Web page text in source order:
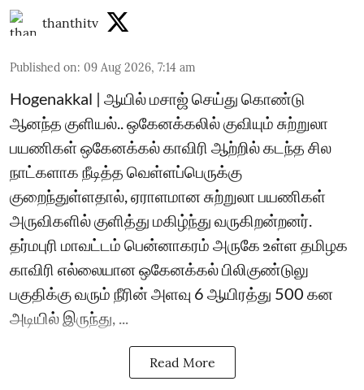
thanthitv
Published on: 09 Aug 2026, 7:14 am
Hogenakkal | ஆயில் மசாஜ் செய்து கொண்டு
ஆனந்த குளியல்.. ஒகேனக்கலில் குவியும் சுற்றுலா
பயணிகள் ஒகேனக்கல் காவிரி ஆற்றில் கடந்த சில
நாட்களாக நீடித்த வெள்ளப்பெருக்கு
குறைந்துள்ளதால், ஏராளமான சுற்றுலா பயணிகள்
அருவிகளில் குளித்து மகிழ்ந்து வருகிறன்றனர்.
தர்மபுரி மாவட்டம் பென்னாகரம் அருகே உள்ள தமிழக
காவிரி எல்லையான ஒகேனக்கல் பிலிகுண்டுலு
பகுதிக்கு வரும் நீரின் அளவு 6 ஆயிரத்து 500 கன
அடியில் இருந்து, ...
Read More